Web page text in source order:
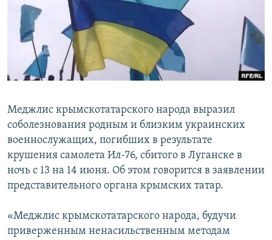
ПОБЕДИТЕЛЕЙ НЕ СУДЯТ?
КРЫМ.НЕПОКОРЕННЫЙ
ELIFBE
УКРАИНСКАЯ ПРОБЛЕМА КРЫМА
ПРИСОЕДИНЯЙТЕСЬ!
Меджлис крымскотатарского народа выразил
соболезнования родным и близким украинских
военнослужащих, погибших в результате
крушения самолета Ил-76, сбитого в Луганске в
ночь с 13 на 14 июня. Об этом говорится в заявлении
представительного органа крымских татар.
«Меджлис крымскотатарского народа, будучи
приверженным ненасильственным методам